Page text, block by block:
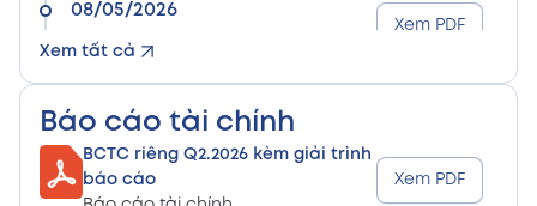
Xem tất cả
08/05/2026
8:15 PM
Xem PDF
8:15 PM
CBTT Điều lệ Công ty sửa đổi bổ sung (Vn)
08/05/2026
Báo cáo tài chính
BCTC riêng Q2.2026 kèm giải trình
báo cáo
Xem PDF